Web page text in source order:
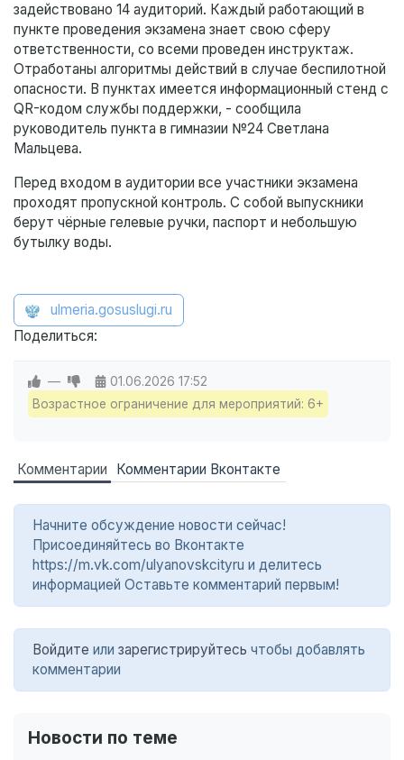
задействовано 14 аудиторий. Каждый работающий в
пункте проведения экзамена знает свою сферу
ответственности, со всеми проведен инструктаж.
Отработаны алгоритмы действий в случае беспилотной
опасности. В пунктах имеется информационный стенд с
QR-кодом службы поддержки, - сообщила
руководитель пункта в гимназии №24 Светлана
Мальцева.
Перед входом в аудитории все участники экзамена
проходят пропускной контроль. С собой выпускники
берут чёрные гелевые ручки, паспорт и небольшую
бутылку воды.
ulmeria.gosuslugi.ru
Поделиться:
— 01.06.2026 17:52
Возрастное ограничение для мероприятий: 6+
Комментарии Комментарии Вконтакте
Начните обсуждение новости сейчас!
Присоединяйтесь во Вконтакте
https://m.vk.com/ulyanovskcityru и делитесь
информацией Оставьте комментарий первым!
Войдите или зарегистрируйтесь чтобы добавлять
комментарии
Новости по теме